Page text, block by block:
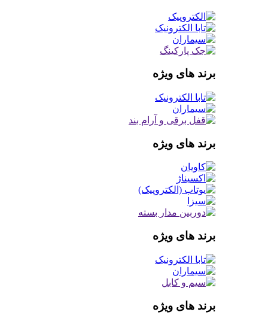
برند های ویژه
برند های ویژه
برند های ویژه
برند های ویژه